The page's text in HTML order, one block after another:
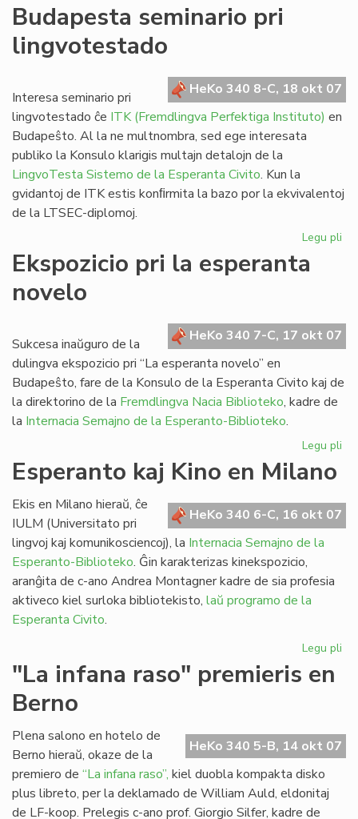
Budapesta seminario pri
lingvotestado
HeKo 340 8-C, 18 okt 07
Interesa seminario pri
lingvotestado ĉe ITK (Fremdlingva Perfektiga Instituto) en
Budapeŝto. Al la ne multnombra, sed ege interesata
publiko la Konsulo klarigis multajn detalojn de la
LingvoTesta Sistemo de la Esperanta Civito. Kun la
gvidantoj de ITK estis konﬁrmita la bazo por la ekvivalentoj
de la LTSEC-diplomoj.
Legu pli
Ekspozicio pri la esperanta
novelo
HeKo 340 7-C, 17 okt 07
Sukcesa inaŭguro de la
dulingva ekspozicio pri “La esperanta novelo” en
Budapeŝto, fare de la Konsulo de la Esperanta Civito kaj de
la direktorino de la Fremdlingva Nacia Biblioteko, kadre de
la Internacia Semajno de la Esperanto-Biblioteko.
Legu pli
Esperanto kaj Kino en Milano
HeKo 340 6-C, 16 okt 07
Ekis en Milano hieraŭ, ĉe
IULM (Universitato pri
lingvoj kaj komunikosciencoj), la Internacia Semajno de la
Esperanto-Biblioteko. Ĝin karakterizas kinekspozicio,
aranĝita de c-ano Andrea Montagner kadre de sia profesia
aktiveco kiel surloka bibliotekisto, laŭ programo de la
Esperanta Civito.
Legu pli
"La infana raso" premieris en
Berno
HeKo 340 5-B, 14 okt 07
Plena salono en hotelo de
Berno hieraŭ, okaze de la
premiero de “La infana raso”, kiel duobla kompakta disko
plus libreto, per la deklamado de William Auld, eldonitaj
de LF-koop. Prelegis c-ano prof. Giorgio Silfer, kadre de